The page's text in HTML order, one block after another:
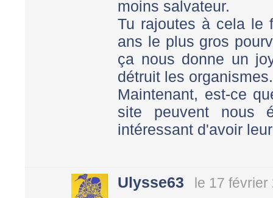
moins salvateur.
Tu rajoutes à cela le
ans le plus gros
ça nous donne un
détruit les organismes.
Maintenant, est-ce
site peuvent nous
intéressant d'avoir
Ulysse63 le 17 février